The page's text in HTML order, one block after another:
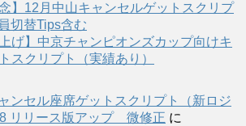
】12月中山キャンセルゲットスクリプ
切替Tips含む
げ】中京チャンピオンズカップ向けキ
スクリプト（実績あり）
ンセル座席ゲットスクリプト（新ロジ
リリース版アップ 微修正 に